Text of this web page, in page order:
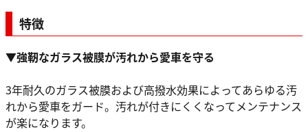
特徴
▼強靭なガラス被膜が汚れから愛車を守る
3年耐久のガラス被膜および高撥水効果によってあらゆる汚
れから愛車をガード。汚れが付きにくくなってメンテナンス
が楽になります。